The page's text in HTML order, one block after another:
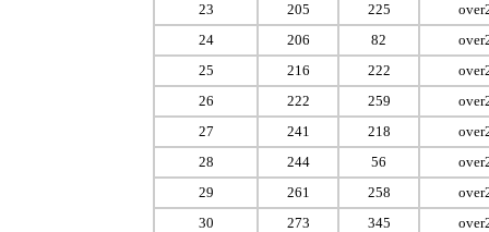
23
205 225
24
206 82
25
216 222
26
222 259
27
241 218
28
244 56
29
261 258
30
273 345